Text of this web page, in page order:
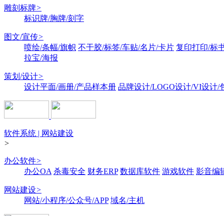
雕刻标牌>
标识牌/胸牌/刻字
图文/宣传>
喷绘/条幅/旗帜 不干胶/标签/车贴/名片/卡片 复印打印/标
拉宝/海报
策划/设计>
设计平面/画册/产品样本册 品牌设计/LOGO设计/VI设计/
软件系统 | 网站建设
>
办公软件>
办公OA 杀毒安全 财务ERP 数据库软件 游戏软件 影音编
网站建设>
网站/小程序/公众号/APP 域名/主机